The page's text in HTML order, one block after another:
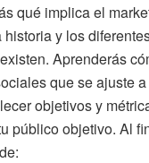
qué implica el
y los
Aprenderás
que se ajuste
objetivos y
público objetivo. Al